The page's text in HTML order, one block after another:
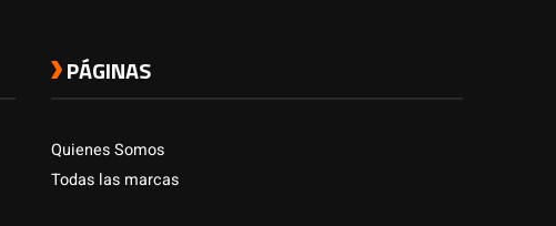
PÁGINAS
Quienes Somos
Todas las marcas